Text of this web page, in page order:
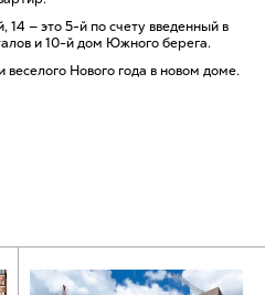
14 — это 5-й по счету введенный в
и 10-й дом Южного берега.
веселого Нового года в новом доме.